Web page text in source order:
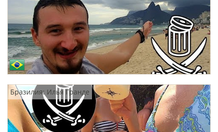
Бразилия: Илья Гранде